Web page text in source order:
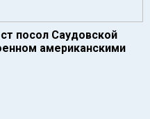
посол Саудовской
американскими